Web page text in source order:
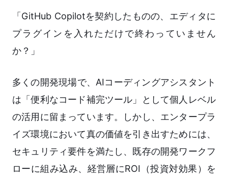
「GitHub Copilotを契約したものの、エディタに
プラグインを入れただけで終わっていません
か？」
多くの開発現場で、AIコーディングアシスタント
は「便利なコード補完ツール」として個人レベル
の活用に留まっています。しかし、エンタープラ
イズ環境において真の価値を引き出すためには、
セキュリティ要件を満たし、既存の開発ワークフ
ローに組み込み、経営層にROI（投資対効果）を